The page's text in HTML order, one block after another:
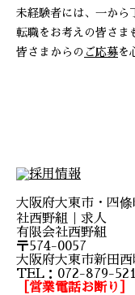
未経験者には、一から
転職をお考えの皆さま
皆さまからの ご応募を
大阪府大東市・四
社西野組｜求人
有限会社西野組
〒574-0057
大阪府大東市新田
TEL：072-879-
［営業電話お断り］